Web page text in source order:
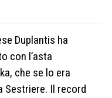
Duplantis ha
con l’asta
che se lo era
Sestriere. Il record